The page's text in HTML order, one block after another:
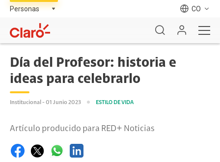
CO
Día del Profesor: historia e
ideas para celebrarlo
Institucional - 01 Junio 2023 ESTILO DE VIDA
Artículo producido para RED+ Noticias